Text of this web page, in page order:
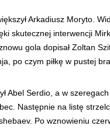
Arkadiusz Moryto.
skutecznej interwencji
gola dopisał Zoltan
po czym piłkę w pustej
Abel Serdio, a w
Następnie na listę
Po wznowieniu